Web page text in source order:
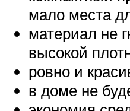
мало места
материал не
высокой
ровно и
в доме не